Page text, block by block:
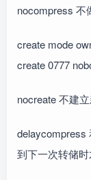
nocompress 不
create mode
create 0777
nocreate 不建
delaycompress
到下一次转储